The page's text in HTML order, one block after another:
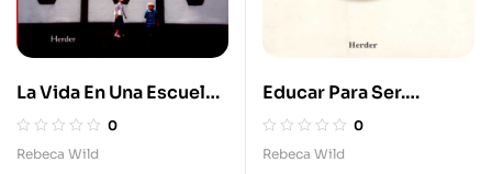
La Vida En Una Escuela
No Directiva
0
Rebeca Wild
Educar Para Ser.
Vivencias De Una
Escuela Activa
0
Rebeca Wild